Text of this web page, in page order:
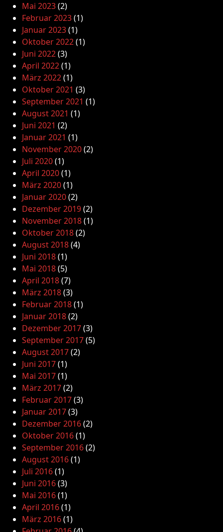
Mai 2023(2)
Februar 2023(1)
Januar 2023(1)
Oktober 2022(1)
Juni 2022(3)
April 2022(1)
März 2022(1)
Oktober 2021 (3)
September 2021 (1)
August 2021 (1)
Juni 2021 (2)
Januar 2021 (1)
November 2020(2)
Juli 2020(1)
April 2020(1)
März 2020(1)
Januar 2020(2)
Dezember 2019(2)
November 2018(1)
Oktober 2018(2)
August 2018(4)
Juni 2018(1)
Mai 2018(5)
April 2018(7)
März 2018(3)
Februar 2018(1)
Januar 2018(2)
Dezember 2017(3)
September 2017(5)
August 2017(2)
Juni 2017(1)
Mai 2017(1)
März 2017(2)
Februar 2017(3)
Januar 2017(3)
Dezember 2016(2)
Oktober 2016(1)
September 2016(2)
August 2016(1)
Juli 2016(1)
Juni 2016(3)
Mai 2016(1)
April 2016(1)
März 2016(1)